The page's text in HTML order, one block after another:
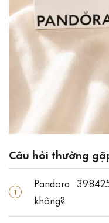
Câu hỏi thường
Pandora
không?